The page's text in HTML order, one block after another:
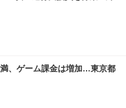
、ゲーム課金は増加…東京都